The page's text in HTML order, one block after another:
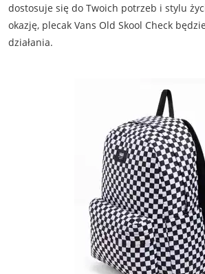
dostosuje się do Twoich potrzeb i stylu
okazję, plecak Vans Old Skool Check
działania.